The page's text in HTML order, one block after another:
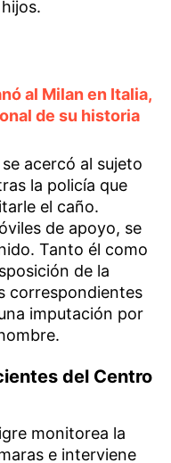
al Milan en Italia,
de su historia
acercó al sujeto
la policía que
el caño.
de apoyo, se
Tanto él como
de la
correspondientes
imputación por
del Centro
monitorea la
e interviene